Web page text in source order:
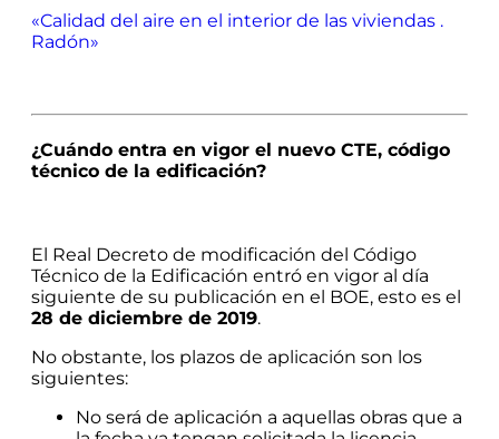
«Calidad del aire en el interior de las viviendas .
Radón»
¿Cuándo entra en vigor el nuevo CTE, código
técnico de la edificación?
El Real Decreto de modificación del Código
Técnico de la Edificación entró en vigor al día
siguiente de su publicación en el BOE, esto es el
28 de diciembre de 2019.
No obstante, los plazos de aplicación son los
siguientes:
No será de aplicación a aquellas obras que a